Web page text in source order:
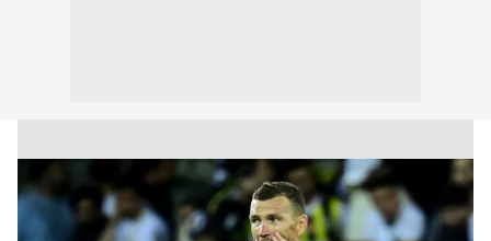
hazırlanmış Aydınlatma Metnimizi okumak ve sitemizde
ilgili mevzuata uygun olarak kullanılan çerezlerle ilgili bilgi
almak için lütfentıklayınız .